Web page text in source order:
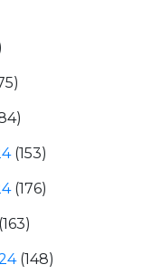
(153)
(176)
(148)